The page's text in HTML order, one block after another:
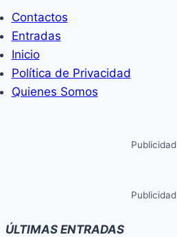
Contactos
Entradas
Inicio
Política de Privacidad
Quienes Somos
Publicidad
Publicidad
ÚLTIMAS ENTRADAS